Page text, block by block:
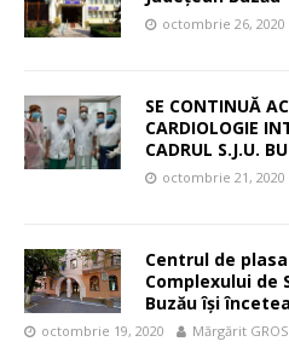
octombrie 26, 2020
SE CONTINUĂ
CARDIOLOGIE
CADRUL S.J.U.
octombrie 21, 2020
Centrul de
Complexului de
Buzău își
octombrie 19, 2020 Mărgărit